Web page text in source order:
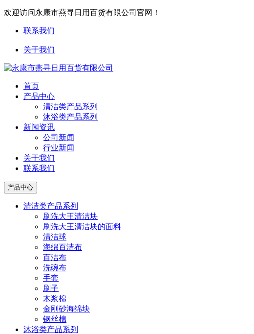
欢迎访问永康市燕寻日用百货有限公司官网！
联系我们
关于我们
首页
产品中心
清洁类产品系列
沐浴类产品系列
新闻资讯
公司新闻
行业新闻
关于我们
联系我们
产品中心
清洁类产品系列
刷洗大王清洁块
刷洗大王清洁块的面料
清洁球
海绵百洁布
百洁布
洗碗布
手套
刷子
木浆棉
金刚砂海绵块
钢丝棉
沐浴类产品系列